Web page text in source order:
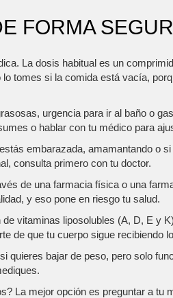
FORMA
La dosis habitual es un
tomes si la comida está vacía,
urgencia para ir al baño o
o hablar con tu médico para
embarazada, amamantando o
consulta primero con tu doctor.
de una farmacia física o una
y eso pone en riesgo tu salud.
vitaminas liposolubles (A, D, E
de que tu cuerpo sigue recibiendo
quieres bajar de peso, pero solo
La mejor opción es preguntar a